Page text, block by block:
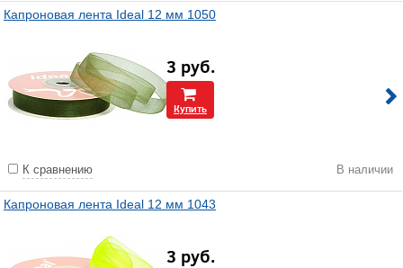
Капроновая лента Ideal 12 мм 1050
3 руб.
Купить
К сравнению В наличии
Капроновая лента Ideal 12 мм 1043
3 руб.